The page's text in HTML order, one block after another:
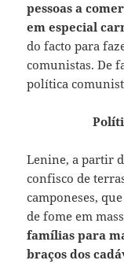
pessoas a
em especial
do facto para
comunistas. De
política
Lenine, a partir
confisco de
camponeses,
de fome em
famílias para
braços dos